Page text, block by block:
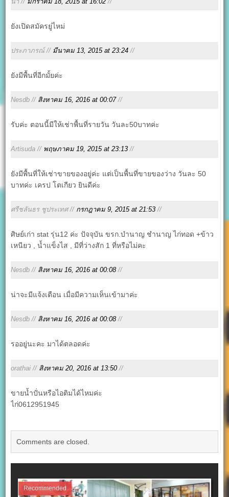
ยังเปิดสมัครยู่ไหม่
ประภาภรณ์ // มีนาคม 13, 2015 at 23:24 //
ยังมีพื้นที่อีกมั้ยค่ะ
Nesdb // สิงหาคม 16, 2016 at 00:07//
รับค่ะ ตอนนี้มีให้เช่าพื้นที่รายวัน วันละ50บาทค่ะ
Artisuda // พฤษภาคม 19, 2015 at 23:13 //
ยังมีพื้นที่ให้เช่าขายของอยู่ค่ะ แต่เป็นพื้นที่ขายของว่าง วันละ 50
บาทค่ะ เครป โตเกียว ยินดีค่ะ
ศรีชลันธร ชูประเทศ // กรกฎาคม 9, 2015 at 21:53 //
ศิษย์เก่า stat รุ่น12 ค่ะ ปัจจุบัน ขรก.บำนาญ ชำนาญ ไก่ทอด +ข้าว
เหนียว , น้ำแข็งไส , มีที่ว่างสัก 1 ที่หรือไม่คะ
Nesdb // สิงหาคม 16, 2016 at 00:08 //
น่าจะมีแจ้งเตือน เมื่อมีความเห็นเข้ามาค่ะ
Nesdb // สิงหาคม 16, 2016 at 00:08 //
รออยู่นะคะ มาได้ตลอดค่ะ
orathai // สิงหาคม 20, 2016 at 13:50//
ขายน้ำปั่นหรือไอติมได้ไหมค่ะ
ไก่0612951945
Comments are closed.
Recommended